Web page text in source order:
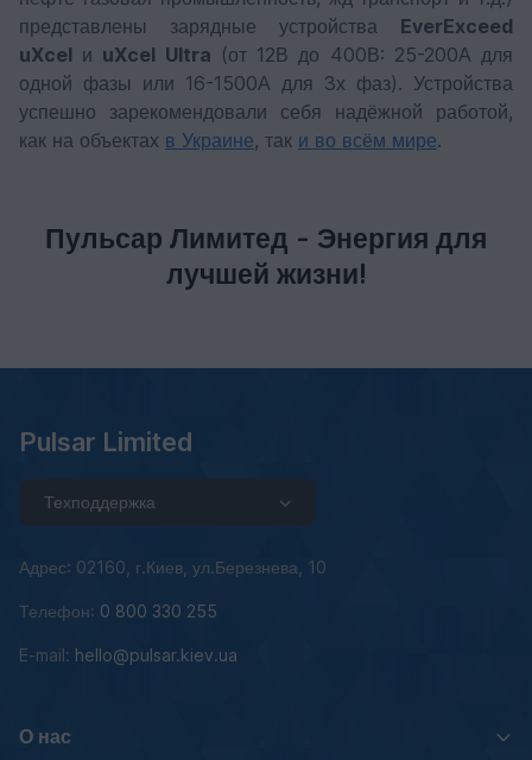
представлены зарядные устройства EverExceed
uXcel и uXcel Ultra (от 12В до 400В: 25-200А для
одной фазы или 16-1500А для 3х фаз). Устройства
успешно зарекомендовали себя надёжной работой,
как на объектах в Украине, так и во всём мире.
Пульсар Лимитед - Энергия для
лучшей жизни!
Pulsar Limited
Техподдержка
Адрес: 02160, г.Киев, ул.Березнева, 10
Телефон: 0 800 330 255
E-mail: hello@pulsar.kiev.ua
О нас